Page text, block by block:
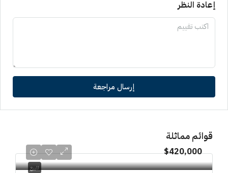
إعادة النظر
إرسال مراجعة
قوائم مماثلة
للبيع
$420,000